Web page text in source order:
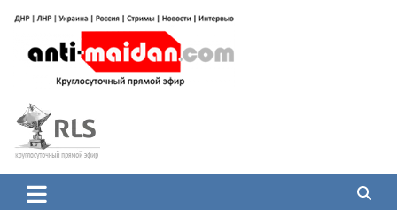
содержимому
Антимайдан: Гражданская война
на Украине
гражданской войне на Украине, включая события в Новороссии, ДНР,
ЛНР и других регионах.